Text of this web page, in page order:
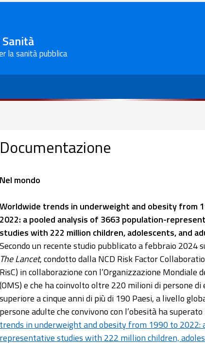
la sanità pubblica
Documentazione
Nel mondo
Worldwide trends in underweight and obesity from
2022: a pooled analysis of 3663 population-
studies with 222 million children, adolescents, and
Secondo un recente studio pubblicato a febbraio 2024
The Lancet, condotto dalla NCD Risk Factor
RisC) in collaborazione con l’Organizzazione Mondiale
(OMS) e che ha coinvolto oltre 220 milioni di persone di
superiore a cinque anni di più di 190 Paesi, a livello
persone adulte che convivono con l’obesità ha
trends in underweight and obesity from 1990 to
representative studies with 222 million children,